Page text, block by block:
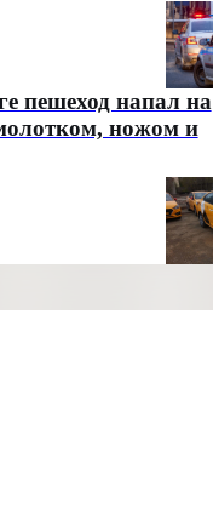
пешеход напал на
ножом и